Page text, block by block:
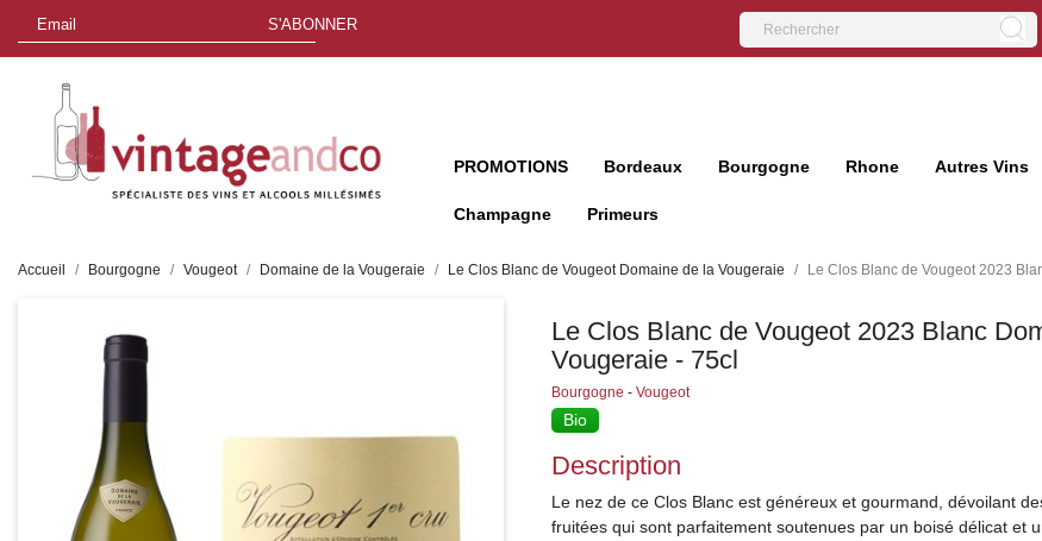
S'ABONNER
PROMOTIONS Bordeaux Bourgogne Rhone Autres Vins
Champagne Primeurs
Accueil Bourgogne Vougeot Domaine de la Vougeraie Le Clos Blanc de Vougeot Domaine de la Vougeraie Le Clos Blanc de Vougeot 2023
Le Clos Blanc de Vougeot 2023 Blanc
Vougeraie - 75cl
Bourgogne - Vougeot
Bio
Description
Le nez de ce Clos Blanc est généreux et gourmand, dévoilant
fruitées qui sont parfaitement soutenues par un boisé délicat et